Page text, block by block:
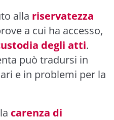
alla riservatezza
a cui ha accesso,
degli atti.
può tradursi in
e in problemi per la
carenza di